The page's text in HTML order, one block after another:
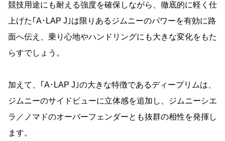
競技用途にも耐える強度を確保しながら、徹底的に軽く仕
上げた｢A･LAP J｣は限りあるジムニーのパワーを有効に路
面へ伝え、乗り心地やハンドリングにも大きな変化をもた
らすでしょう。
加えて、｢A･LAP J｣の大きな特徴であるディープリムは、
ジムニーのサイドビューに立体感を追加し、ジムニーシエ
ラ／ノマドのオーバーフェンダーとも抜群の相性を発揮し
ます。